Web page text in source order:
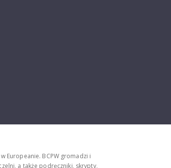
Europeanie. BCPW gromadzi i
a także podręczniki, skrypty,